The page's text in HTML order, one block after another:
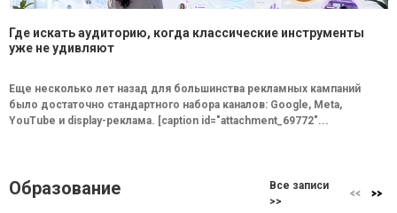
Где искать аудиторию, когда классические инструменты
уже не удивляют
Еще несколько лет назад для большинства рекламных кампаний
было достаточно стандартного набора каналов: Google, Meta,
YouTube и display-реклама. [caption id="attachment_69772"...
Образование
Все записи
>>